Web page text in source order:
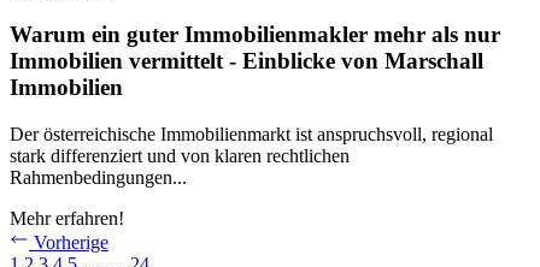
Warum ein guter Immobilienmakler mehr als nur
Immobilien vermittelt - Einblicke von Marschall
Immobilien
Der österreichische Immobilienmarkt ist anspruchsvoll, regional
stark differenziert und von klaren rechtlichen
Rahmenbedingungen...
Mehr erfahren!
Vorherige